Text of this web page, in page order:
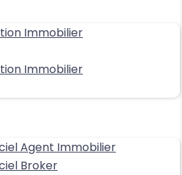
Immobilier
Immobilier
Agent Immobilier
Broker